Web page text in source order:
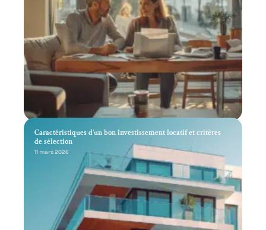
Caractéristiques d’un bon investissement locatif et critères
de sélection
11 mars 2026